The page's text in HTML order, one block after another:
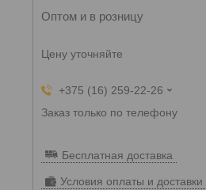
Оптом и в розницу
Цену уточняйте
+375 (16) 259-22-26
Заказ только по телефону
Бесплатная доставка
Условия оплаты и доставки